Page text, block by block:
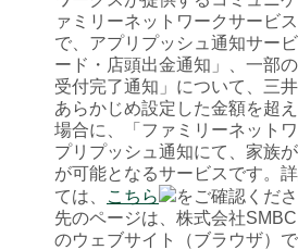
ァミリーネットワークサービ
で、アプリプッシュ通知サー
ード・店頭出金通知」、一部
受付完了通知」について、三
あらかじめ設定した金額を超
場合に、「ファミリーネット
プリプッシュ通知にて、家族
が可能となるサービスです。
ては、
こちら
をご確認くだ
先のページは、株式会社
のウェブサイト（ブラウザ）